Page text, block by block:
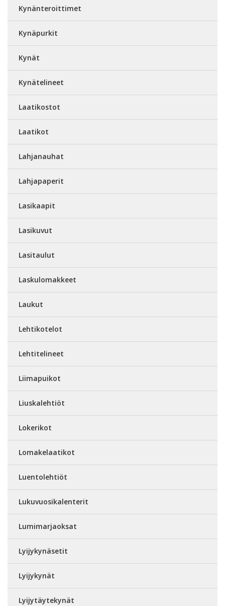
Kynänteroittimet
Kynäpurkit
Kynät
Kynätelineet
Laatikostot
Laatikot
Lahjanauhat
Lahjapaperit
Lasikaapit
Lasikuvut
Lasitaulut
Laskulomakkeet
Laukut
Lehtikotelot
Lehtitelineet
Liimapuikot
Liuskalehtiöt
Lokerikot
Lomakelaatikot
Luentolehtiöt
Lukuvuosikalenterit
Lumimarjaoksat
Lyijykynäsetit
Lyijykynät
Lyijytäytekynät